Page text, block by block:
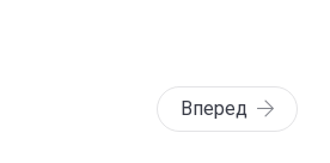
Вперед